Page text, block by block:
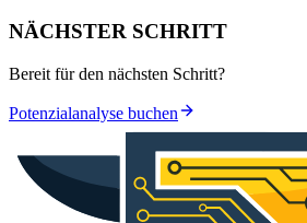
NÄCHSTER SCHRITT
Bereit für den nächsten Schritt?
Potenzialanalyse buchen